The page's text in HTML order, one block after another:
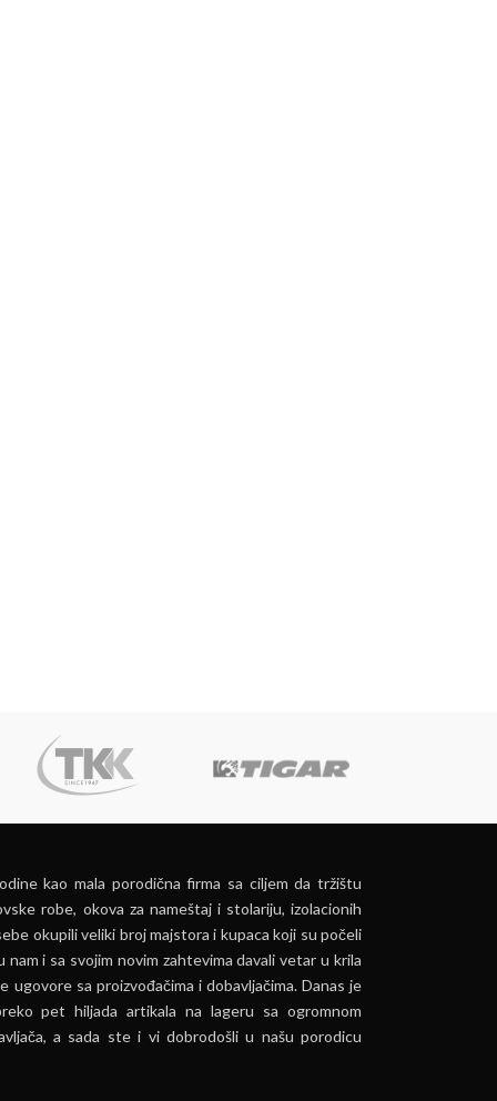
kao mala porodična firma sa ciljem da tržištu
robe, okova za nameštaj i stolariju, izolacionih
okupili veliki broj majstora i kupaca koji su počeli
i sa svojim novim zahtevima davali vetar u krila
sa proizvođačima i dobavljačima. Danas je
pet hiljada artikala na lageru sa ogromnom
a sada ste i vi dobrodošli u našu porodicu